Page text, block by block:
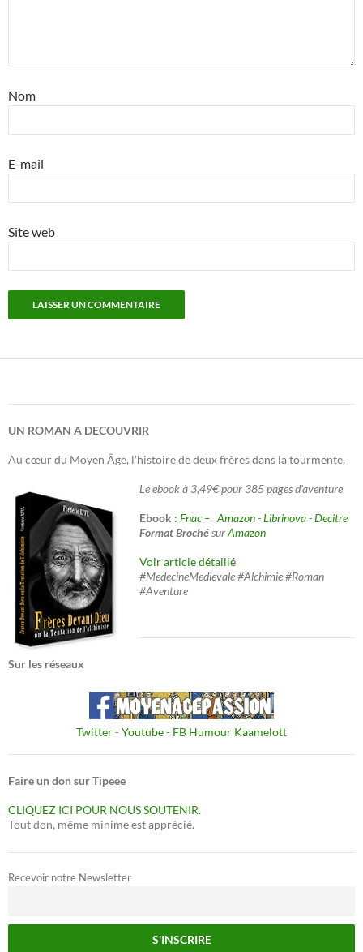
Nom
E-mail
Site web
UN ROMAN A DECOUVRIR
Au cœur du Moyen Âge, l'histoire de deux frères dans la tourmente.
Le ebook à 3,49€ pour 385 pages d'aventure
Ebook : Fnac – Amazon-Librinova-Decitre
Format BrochésurAmazon
Voir article détaillé
#MedecineMedievale #Alchimie #Roman
#Aventure
Sur les réseaux
Twitter- Youtube- FB Humour Kaamelott
Faire un don sur Tipeee
CLIQUEZ ICI POUR NOUS SOUTENIR.
Tout don, même minime est apprécié.
Recevoir notre Newsletter